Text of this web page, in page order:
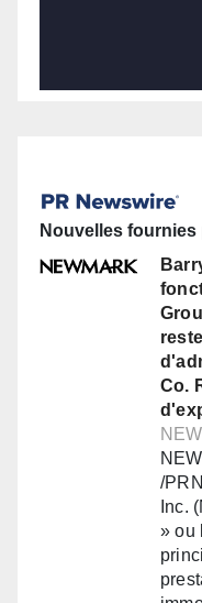
Nouvelles fournies
Co.
/
Inc.
» ou